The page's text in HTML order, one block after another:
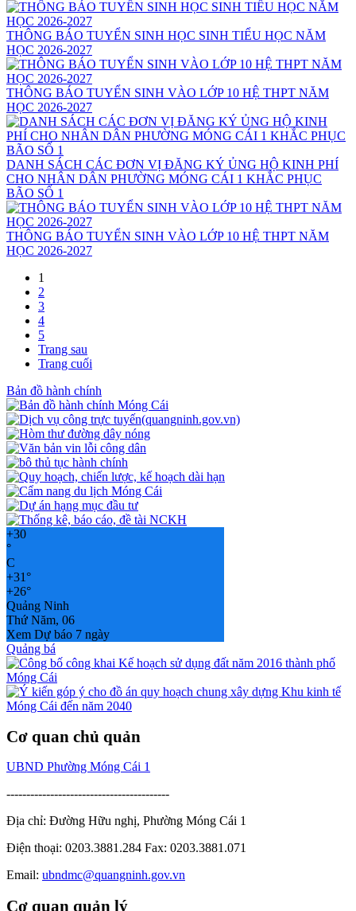
THÔNG BÁO TUYỂN SINH HỌC SINH TIỂU HỌC NĂM
HỌC 2026-2027
THÔNG BÁO TUYỂN SINH VÀO LỚP 10 HỆ THPT NĂM
HỌC 2026-2027
DANH SÁCH CÁC ĐƠN VỊ ĐĂNG KÝ ỦNG HỘ KINH PHÍ
CHO NHÂN DÂN PHƯỜNG MÓNG CÁI 1 KHẮC PHỤC
BÃO SỐ 1
THÔNG BÁO TUYỂN SINH VÀO LỚP 10 HỆ THPT NĂM
HỌC 2026-2027
1
2
3
4
5
Trang sau
Trang cuối
Bản đồ hành chính
+30
°
C
+31°
+26°
Quảng Ninh
Thứ Năm, 06
Xem Dự báo 7 ngày
Quảng bá
Cơ quan chủ quản
UBND Phường Móng Cái 1
-----------------------------------------
Địa chỉ: Đường Hữu nghị, Phường Móng Cái 1
Điện thoại: 0203.3881.284 Fax: 0203.3881.071
Email: ubndmc@quangninh.gov.vn
Cơ quan quản lý